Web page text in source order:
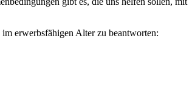
erwerbsfähigen Alter zu beantworten: